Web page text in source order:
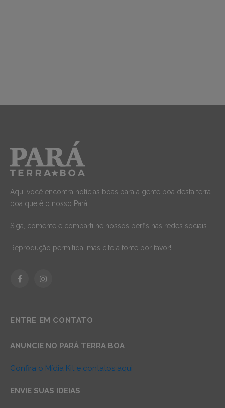
Aqui você encontra notícias boas para a gente boa desta terra
boa que é o nosso Pará.
Siga, comente e compartilhe nossos perfis nas redes sociais.
Reprodução permitida, mas cite a fonte por favor!
FacebookInstagram
ENTRE EM CONTATO
ANUNCIE NO PARÁ TERRA BOA
Confira o Mídia Kit e contatos aqui
ENVIE SUAS IDEIAS